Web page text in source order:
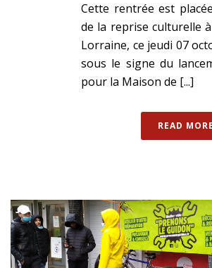
Cette rentrée est
de la reprise culturelle
Lorraine, ce jeudi 07
sous le signe du
pour la Maison de [...]
READ MORE